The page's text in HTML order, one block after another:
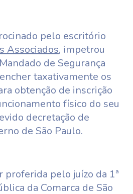
pelo escritório
Associados, impetrou
de Segurança
taxativamente os
obtenção de inscrição
físico do seu
decretação de
de São Paulo.
proferida pelo juízo da 1ª
da Comarca de São